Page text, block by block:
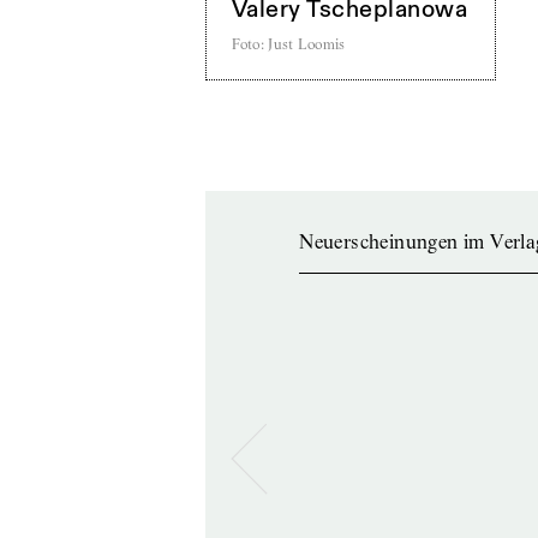
Valery Tscheplanowa
Foto: Just Loomis
Neuerscheinungen im